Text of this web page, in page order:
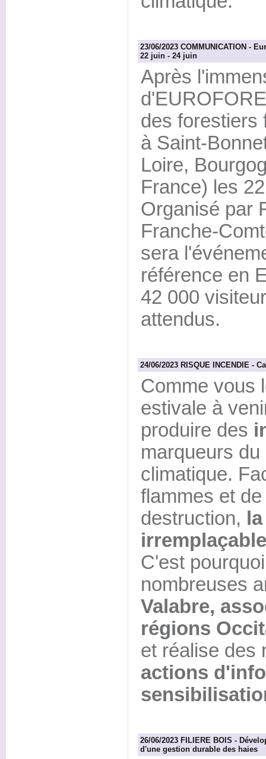
23/06/2023 COMMUNICATION -
22 juin - 24 juin
Après
des forestiers
à Saint-
Loire,
France) les
Organisé par
Franche-
sera
référence en
42 000
attendus.
24/06/2023 RISQUE INCENDIE -
Comme vous
estivale à
produire des
marqueurs
climatique.
flammes et
destruction,
C'est
nombreuses
Valabre,
régions
et réalise des
actions
26/06/2023 FILIERE BOIS -
d'une gestion durable des haies